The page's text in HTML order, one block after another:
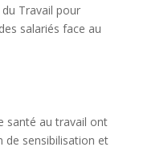
Travail pour
salariés face au
santé au travail ont
de sensibilisation et